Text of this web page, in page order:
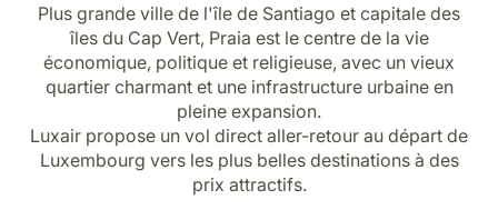
Carrières chez Luxair
Plus grande ville de l'île de Santiago et capitale des
îles du Cap Vert, Praia est le centre de la vie
économique, politique et religieuse, avec un vieux
quartier charmant et une infrastructure urbaine en
pleine expansion.
Luxair propose un vol direct aller-retour au départ de
Luxembourg vers les plus belles destinations à des
prix attractifs.